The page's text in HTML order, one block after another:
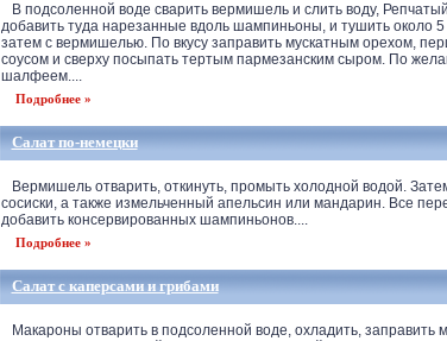
В подсоленной воде сварить вермишель и слить воду,
добавить туда нарезанные вдоль шампиньоны, и тушить около
затем с вермишелью. По вкусу заправить мускатным орехом,
соусом и сверху посыпать тертым пармезанским сыром. По
шалфеем....
Подробнее »
Салат по-немецки
Вермишель отварить, откинуть, промыть холодной водой.
сосиски, а также измельченный апельсин или мандарин. Все
добавить консервированных шампиньонов....
Подробнее »
Салат с каперсами и грибами
Макароны отварить в подсоленной воде, охладить,